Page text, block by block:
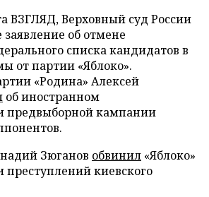
ВЗГЛЯД, Верховный суд России
заявление об отмене
списка кандидатов в
от партии «Яблоко».
«Родина» Алексей
об иностранном
предвыборной кампании
Зюганов обвинил «Яблоко»
преступлений киевского